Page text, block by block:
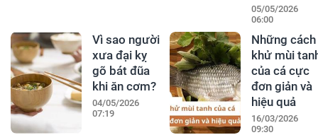
05/05/2026
06:00
Vì sao người
xưa đại kỵ
gõ bát đũa
khi ăn cơm?
04/05/2026
07:19
Những cách
khử mùi
của cá cực
đơn giản và
hiệu quả
16/03/2026
09:30